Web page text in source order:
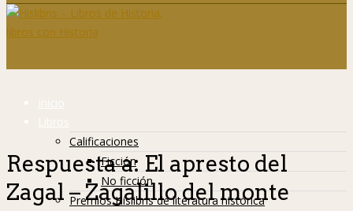
Inicio
Libros
Calificaciones
Ficción
No ficción
Premios Hislibris de literatura histórica
Respuesta a: El apresto del
Zagal – Zagalillo del monte